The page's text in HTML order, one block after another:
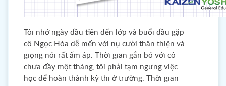
Tôi nhớ ngày đầu tiên đến lớp và buổi đầu gặp
cô Ngọc Hòa dễ mến với nụ cười thân thiện và
giọng nói rất ấm áp. Thời gian gắn bó với cô
chưa đầy một tháng, tôi phải tạm ngưng việc
học để hoàn thành kỳ thi ở trường. Thời gian